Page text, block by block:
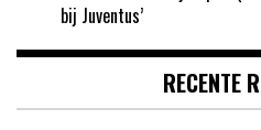
bij Juventus’
RECENTE